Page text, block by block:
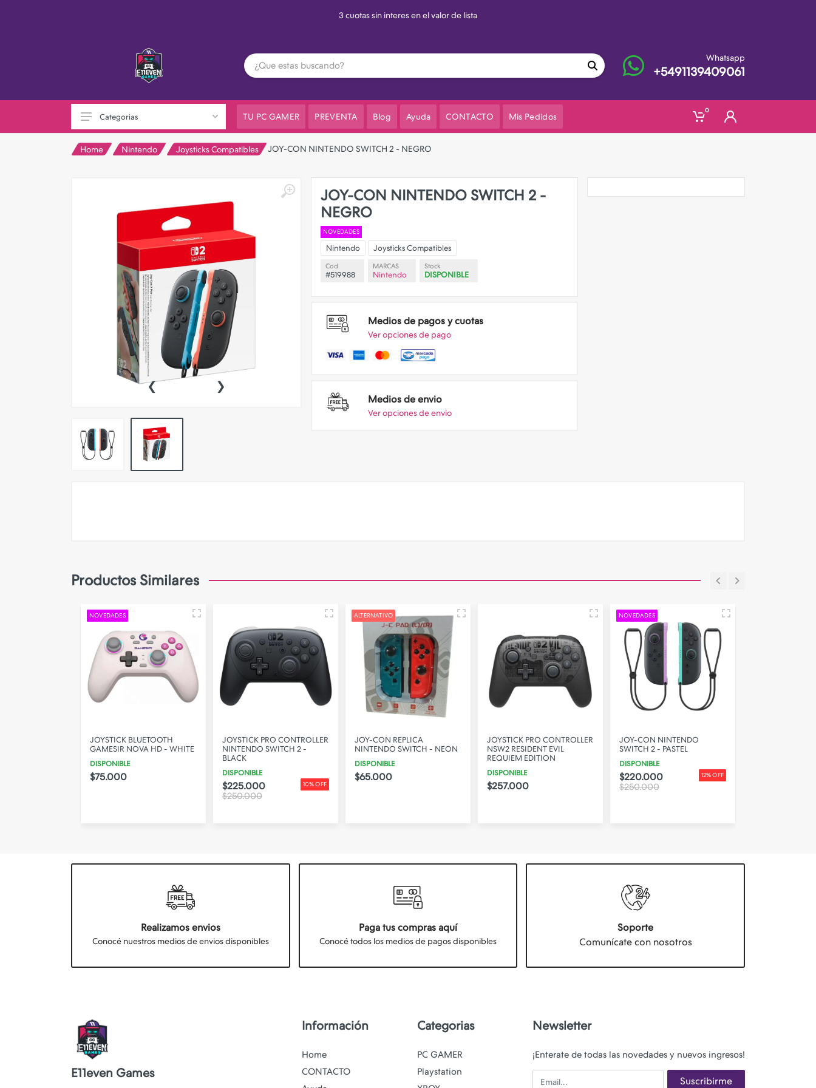
3 cuotas sin interes en el valor de lista
Whatsapp
+5491139409061
Otras consolas
Pokemon TCG
SEMINUEVOS
Componentes PC
Gafas Gamer
Perifericos PC
2X1 DIGITALES PS4/PS5
Parlantes
PERSONALIZA TU FUNDA!
Categorias TU PC GAMER PREVENTA Blog Ayuda CONTACTO Mis Pedidos
0
Home Nintendo Joysticks Compatibles JOY-CON NINTENDO SWITCH 2 - NEGRO
‹ ›
JOY-CON NINTENDO SWITCH 2 -
NEGRO
NOVEDADES
Nintendo Joysticks Compatibles
Cod
#519988
MARCAS
Nintendo
Stock
DISPONIBLE
Medios de pagos y cuotas
Ver opciones de pago
Medios de envio
Ver opciones de envio
Productos Similares
NOVEDADES
JOYSTICK BLUETOOTH
GAMESIR NOVA HD - WHITE
DISPONIBLE
$75.000
JOYSTICK PRO CONTROLLER
NINTENDO SWITCH 2 -
BLACK
DISPONIBLE
10% OFF
$225.000
$250.000
ALTERNATIVO
JOY-CON REPLICA
NINTENDO SWITCH - NEON
DISPONIBLE
$65.000
JOYSTICK PRO CONTROLLER
NSW2 RESIDENT EVIL
REQUIEM EDITION
DISPONIBLE
$257.000
NOVEDADES
JOY-CON NINTENDO
SWITCH 2 - PASTEL
DISPONIBLE
12% OFF
$220.000
$250.000
Realizamos envios
Conocé nuestros medios de envios disponibles
Paga tus compras aquí
Conocé todos los medios de pagos disponibles
Soporte
Comunícate con nosotros
E11even Games
Información
Home
CONTACTO
Categorias
PC GAMER
Playstation
Newsletter
¡Enterate de todas las novedades y nuevos ingresos!
Email Suscribirme